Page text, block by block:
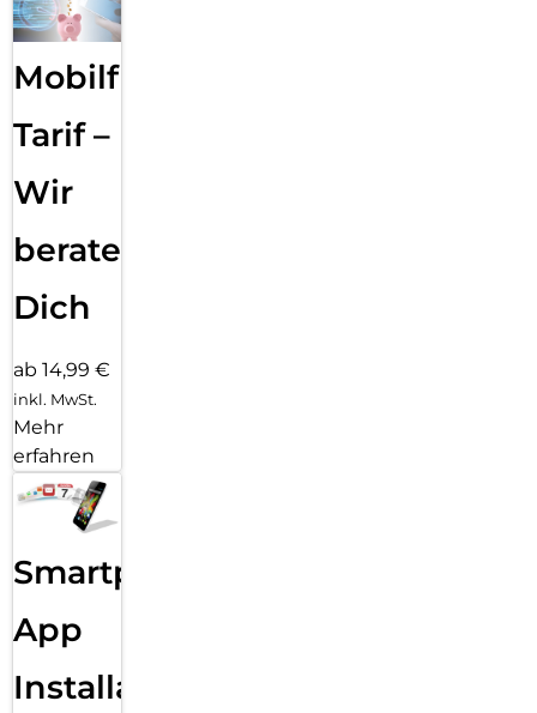
Mobilfunk
Tarif –
Wir
beraten
Dich
ab 14,99 €
inkl. MwSt.
Mehr
erfahren
Smartphone
App
Installation